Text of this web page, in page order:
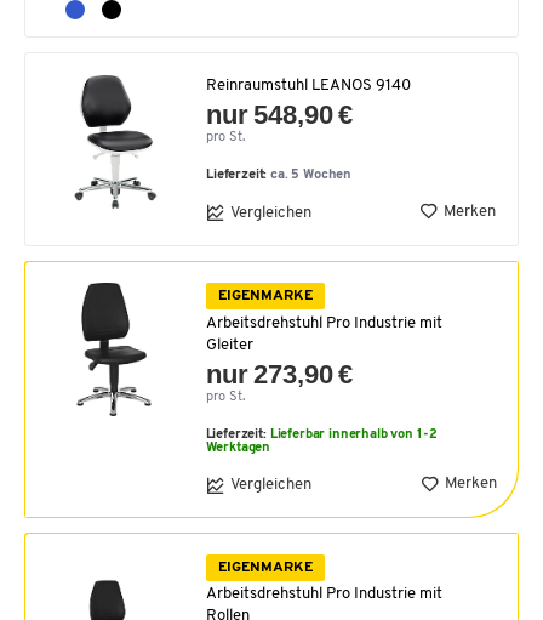
Reinraumstuhl LEANOS 9140
nur 548,90 €
pro St.
Lieferzeit:ca. 5 Wochen
Vergleichen Merken
EIGENMARKE
Arbeitsdrehstuhl Pro Industrie mit
Gleiter
nur 273,90 €
pro St.
Lieferzeit: Lieferbar innerhalb von 1-2
Werktagen
Vergleichen Merken
EIGENMARKE
Arbeitsdrehstuhl Pro Industrie mit
Rollen